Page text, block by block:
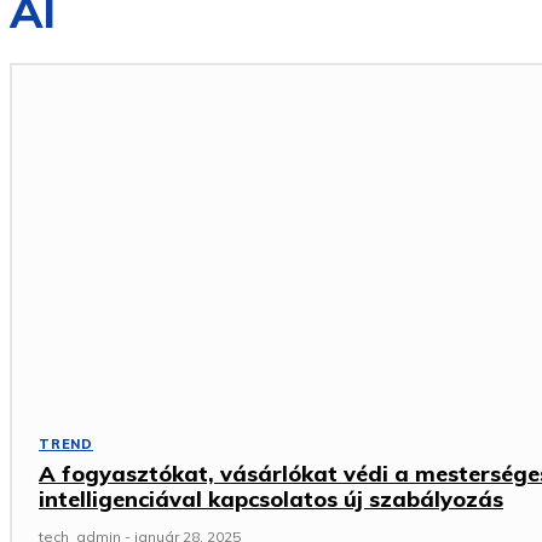
AI
TREND
A fogyasztókat, vásárlókat védi a
intelligenciával kapcsolatos új szabályozás
tech_admin - január 28, 2025